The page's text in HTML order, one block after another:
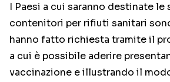
I Paesi a cui saranno destinate le
contenitori per rifiuti sanitari
hanno fatto richiesta tramite il
a cui è possibile aderire
vaccinazione e illustrando il